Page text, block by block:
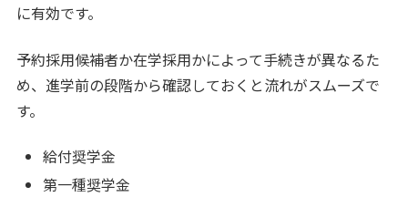
に有効です。
予約採用候補者か在学採用かによって手続きが異なるた
め、進学前の段階から確認しておくと流れがスムーズで
す。
給付奨学金
第一種奨学金